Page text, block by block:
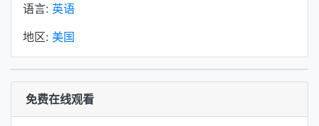
语言: 英语
地区: 美国
免费在线观看